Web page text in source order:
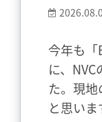
今年も「
に、
た。現
と思いま